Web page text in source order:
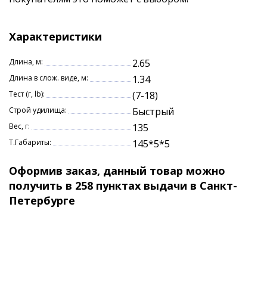
нужной вам анимации приманки и подобрать
Характеристики
Длина, м: 2.65
Длина в слож. виде, м: 1.34
Тест (г, lb): (7-18)
Строй удилища: Быстрый
Вес, г: 135
Т.Габариты: 145*5*5
Оформив заказ, данный товар можно
получить в 258 пунктах выдачи в Санкт-
Петербурге